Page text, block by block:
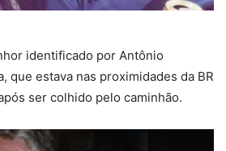
identificado por Antônio
que estava nas proximidades da BR
ser colhido pelo caminhão.